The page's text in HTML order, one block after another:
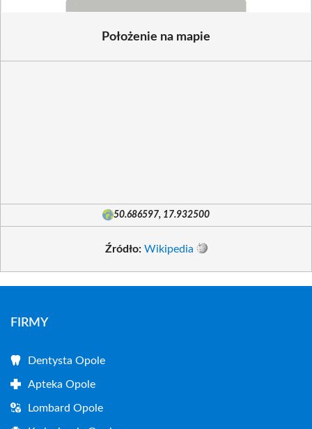
Położenie na mapie
50.686597, 17.932500
Źródło: Wikipedia
FIRMY
Dentysta Opole
Apteka Opole
Lombard Opole